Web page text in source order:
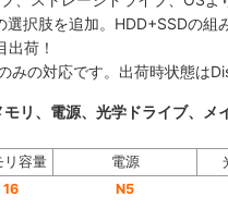
択肢を追加。HDD+SSDの
荷！
の対応です。出荷時状態は
リ、電源、光学ドライブ、
リ容量 電源
16 N5